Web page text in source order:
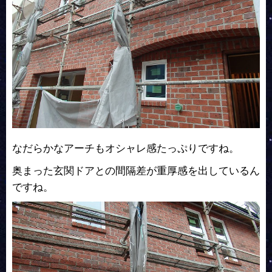
なだらかなアーチもオシャレ感たっぷりですね。
奥まった玄関ドアとの間隔差が重厚感を出しているん
ですね。